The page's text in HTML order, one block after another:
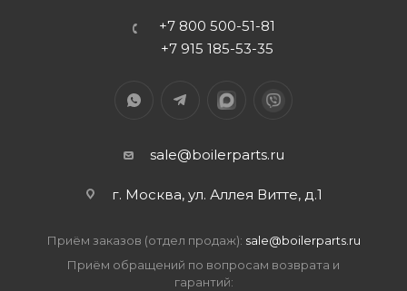
+7 800 500-51-81
+7 915 185-53-35
sale@boilerparts.ru
г. Москва, ул. Аллея Витте, д.1
Приём заказов (отдел продаж): sale@boilerparts.ru
Приём обращений по вопросам возврата и
гарантий: